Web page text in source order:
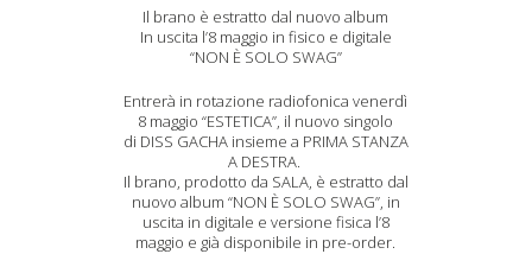
Il brano è estratto dal nuovo album
In uscita l’8 maggio in fisico e digitale
“NON È SOLO SWAG”
Entrerà in rotazione radiofonica venerdì
8 maggio “ESTETICA”, il nuovo singolo
di DISS GACHA insieme a PRIMA STANZA
A DESTRA.
Il brano, prodotto da SALA, è estratto dal
nuovo album “NON È SOLO SWAG”, in
uscita in digitale e versione fisica l’8
maggio e già disponibile in pre-order.